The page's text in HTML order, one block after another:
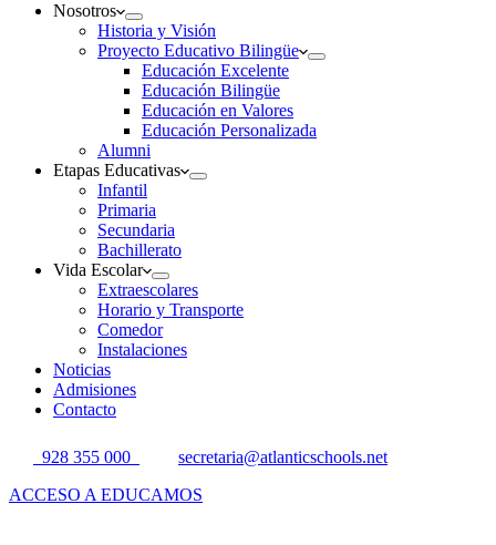
Nosotros
Historia y Visión
Proyecto Educativo Bilingüe
Educación Excelente
Educación Bilingüe
Educación en Valores
Educación Personalizada
Alumni
Etapas Educativas
Infantil
Primaria
Secundaria
Bachillerato
Vida Escolar
Extraescolares
Horario y Transporte
Comedor
Instalaciones
Noticias
Admisiones
Contacto
928 355 000
secretaria@atlanticschools.net
ACCESO A EDUCAMOS